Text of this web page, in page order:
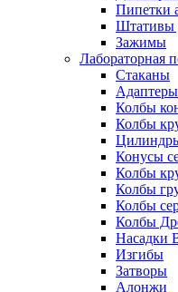
Пипетки
Штативы
Зажимы
Лабораторная
Стаканы
Адаптеры
Колбы
Колбы
Конусы
Колбы
Колбы
Колбы
Колбы
Насадки
Изгибы
Затворы
Алонжи